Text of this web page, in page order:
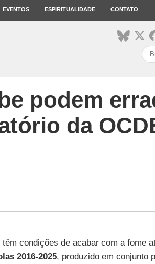
EVENTOS ESPIRITUALIDADE CONTATO
podem
da
têm condições de acabar com a fome
2016-2025, produzido em conjunto